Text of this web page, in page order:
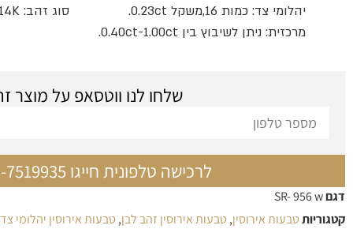
יהלומי צד: כמות 16,משקל 0.23ct.
מרכזית: ניתן לשיבוץ בין 0.40ct-1.00ct.
סוג זהב: 14K
שלחו לנו ווטסאפ על מוצר
לרכישה טלפונית חייגו 03-7519935
דגםSR- 956 w
קטגוריותטבעות אירוסין, טבעות אירוסין זהב לבן, טבעות אירוסין יהלומי צד